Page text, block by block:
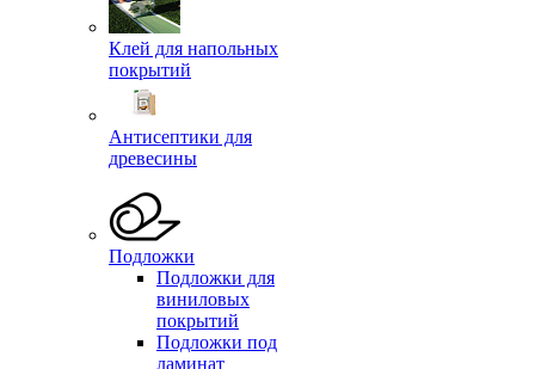
Клей для напольных
покрытий
Антисептики для
древесины
Подложки
Подложки для
виниловых
покрытий
Подложки под
ламинат